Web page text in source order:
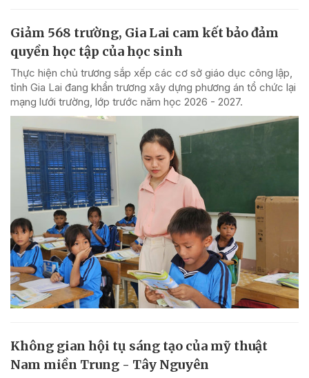
Giảm 568 trường, Gia Lai cam kết bảo đảm
quyền học tập của học sinh
Thực hiện chủ trương sắp xếp các cơ sở giáo dục công lập,
tỉnh Gia Lai đang khẩn trương xây dựng phương án tổ chức lại
mạng lưới trường, lớp trước năm học 2026 - 2027.
Không gian hội tụ sáng tạo của mỹ thuật
Nam miền Trung - Tây Nguyên